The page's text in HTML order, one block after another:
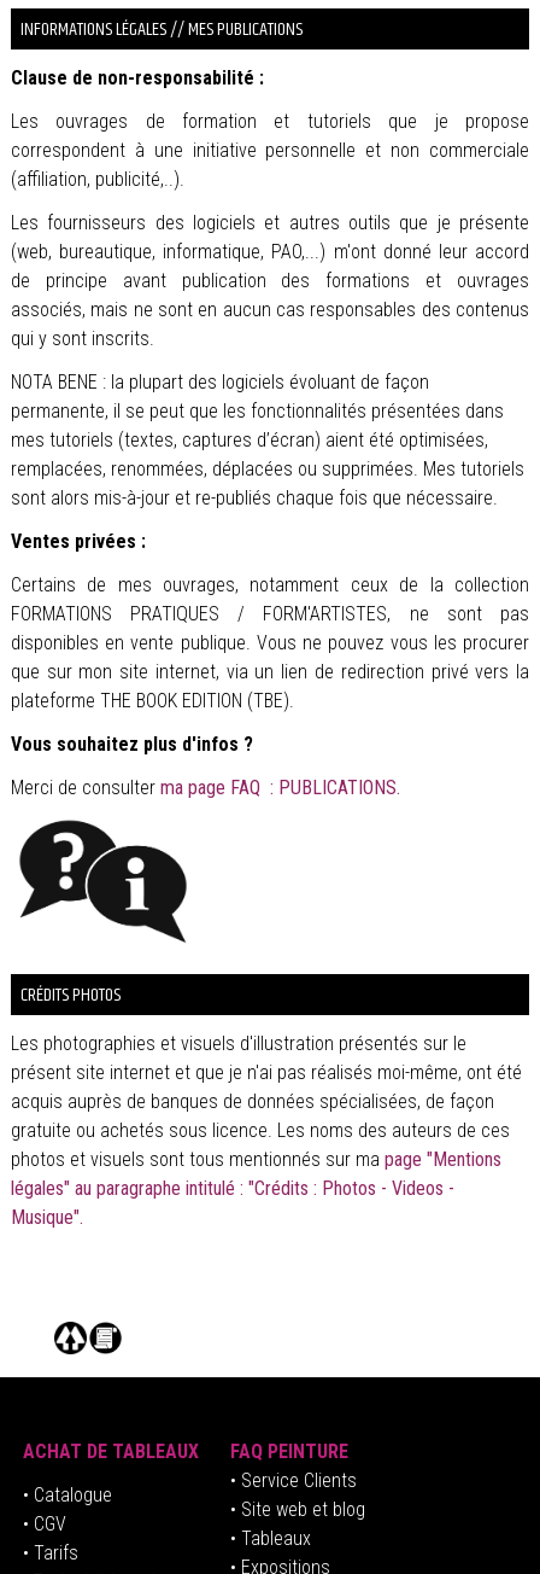
INFORMATIONS LÉGALES // MES PUBLICATIONS
Clause de non-responsabilité :
Les ouvrages de formation et tutoriels que je propose
correspondent à une initiative personnelle et non commerciale
(affiliation, publicité,..).
Les fournisseurs des logiciels et autres outils que je présente
(web, bureautique, informatique, PAO,...) m'ont donné leur accord
de principe avant publication des formations et ouvrages
associés, mais ne sont en aucun cas responsables des contenus
qui y sont inscrits.
NOTA BENE : la plupart des logiciels évoluant de façon
permanente, il se peut que les fonctionnalités présentées dans
mes tutoriels (textes, captures d’écran) aient été optimisées,
remplacées, renommées, déplacées ou supprimées. Mes tutoriels
sont alors mis-à-jour et re-publiés chaque fois que nécessaire.
Ventes privées :
Certains de mes ouvrages, notamment ceux de la collection
FORMATIONS PRATIQUES / FORM'ARTISTES, ne sont pas
disponibles en vente publique. Vous ne pouvez vous les procurer
que sur mon site internet, via un lien de redirection privé vers la
plateforme THE BOOK EDITION (TBE).
Vous souhaitez plus d'infos ?
Merci de consulter ma page FAQ : PUBLICATIONS.
CRÉDITS PHOTOS
Les photographies et visuels d'illustration présentés sur le
présent site internet et que je n'ai pas réalisés moi-même, ont été
acquis auprès de banques de données spécialisées, de façon
gratuite ou achetés sous licence. Les noms des auteurs de ces
photos et visuels sont tous mentionnés sur ma page "Mentions
légales" au paragraphe intitulé : "Crédits : Photos - Videos -
Musique".
ACHAT DE TABLEAUX
• Catalogue
• CGV
• Tarifs
FAQ PEINTURE
• Service Clients
• Site web et blog
• Tableaux
• Expositions